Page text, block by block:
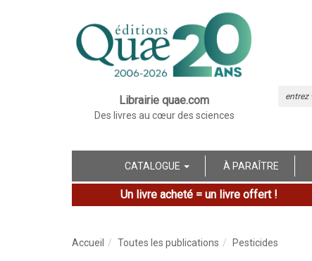
Librairie quae.com
Des livres au cœur des sciences
CATALOGUE À PARAÎTRE
Un livre acheté = un livre offert !
Accueil Toutes les publications Pesticides